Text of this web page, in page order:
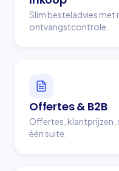
Slim besteladvies
ontvangstcontrole.
Offertes & B2B
Offertes, klantprijzen,
één suite.